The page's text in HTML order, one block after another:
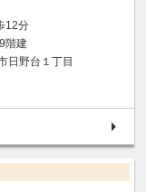
12分
階建
日野台１丁目